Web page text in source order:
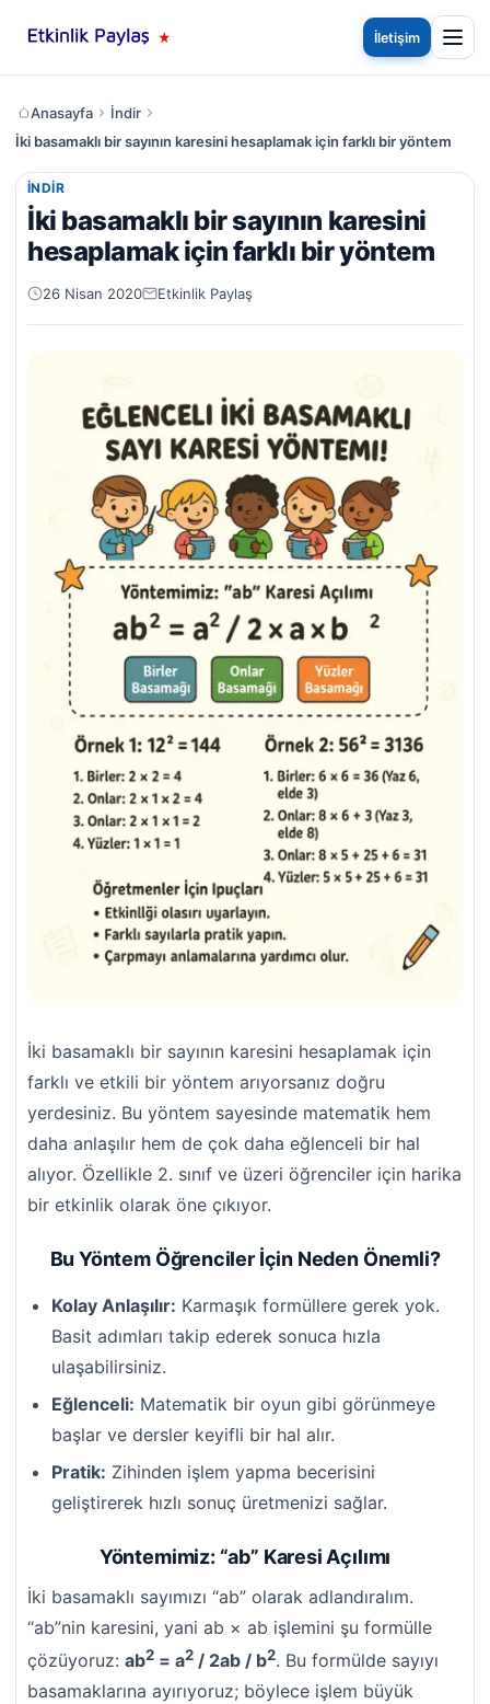
İletişim
Anasayfa
İndir
İki basamaklı bir sayının karesini hesaplamak için farklı bir yöntem
İNDIR
İki basamaklı bir sayının karesini
hesaplamak için farklı bir yöntem
26 Nisan 2020 Etkinlik Paylaş
İki basamaklı bir sayının karesini hesaplamak için
farklı ve etkili bir yöntem arıyorsanız doğru
yerdesiniz. Bu yöntem sayesinde matematik hem
daha anlaşılır hem de çok daha eğlenceli bir hal
alıyor. Özellikle 2. sınıf ve üzeri öğrenciler için harika
bir etkinlik olarak öne çıkıyor.
Bu Yöntem Öğrenciler İçin Neden Önemli?
Kolay Anlaşılır: Karmaşık formüllere gerek yok.
Basit adımları takip ederek sonuca hızla
ulaşabilirsiniz.
Eğlenceli: Matematik bir oyun gibi görünmeye
başlar ve dersler keyifli bir hal alır.
Pratik: Zihinden işlem yapma becerisini
geliştirerek hızlı sonuç üretmenizi sağlar.
Yöntemimiz: “ab” Karesi Açılımı
İki basamaklı sayımızı “ab” olarak adlandıralım.
“ab”nin karesini, yani ab × ab işlemini şu formülle
çözüyoruz: ab2 = a2 / 2ab / b2. Bu formülde sayıyı
basamaklarına ayırıyoruz; böylece işlem büyük